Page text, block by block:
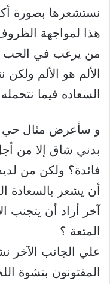
نستشعرها بصورة
هذا لمواجهة الظروف
من يرغب في الحب
الألم هو الألم
السعاده فيما
و سأعرض مثال حي
بدني شاق إلا من
فائدة؟ ولكن من
أن يشعر بالسعادة
آخر أراد أن يتجنب
المتعة ؟
علي الجانب الآخر
المفتونون بنشوة